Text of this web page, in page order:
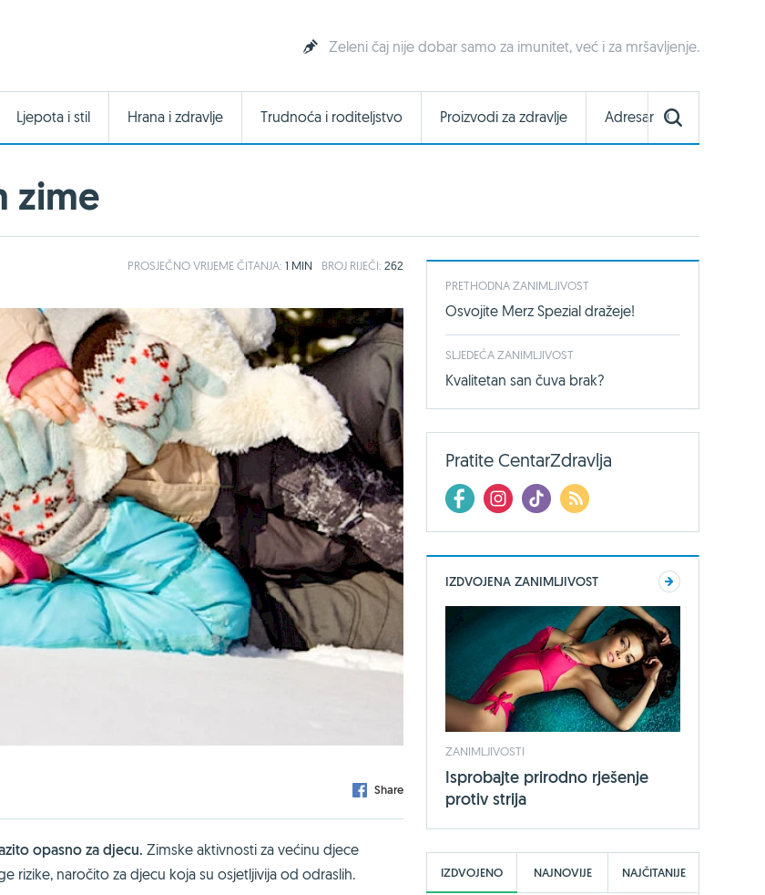
Zeleni čaj nije dobar samo za imunitet, već i za mršavljenje.
Ljepota i stil Hrana i zdravlje Trudnoća i roditeljstvo Proizvodi za zdravlje Adresar
zime
PROSJEČNOVRIJEME ČITANJA: 1 MIN BROJ RIJEČI: 262
Share
opasno za djecu. Zimske aktivnosti za većinu djece
rizike, naročito za djecu koja su osjetljivija od odraslih.
PRETHODNA ZANIMLJIVOST
Osvojite Merz Spezial dražeje!
SLJEDEĆA ZANIMLJIVOST
Kvalitetan san čuva brak?
Pratite CentarZdravlja
IZDVOJENA ZANIMLJIVOST
ZANIMLJIVOSTI
Isprobajte prirodno rješenje
protiv strija
IZDVOJENO NAJNOVIJE NAJČITANIJE